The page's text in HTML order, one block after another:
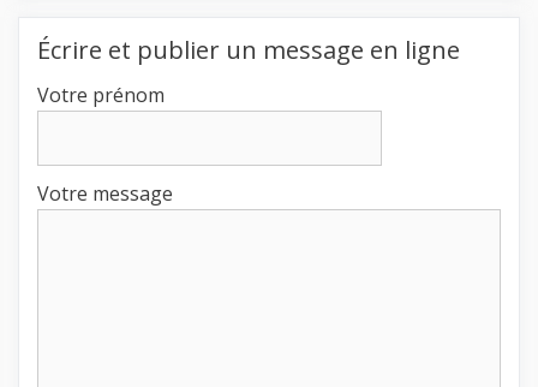
Écrire et publier un message en ligne
Votre prénom
Votre message